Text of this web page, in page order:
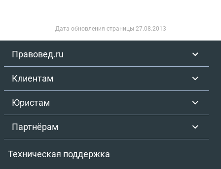
Дата обновления страницы 27.08.2013
Правовед.ru
Клиентам
Юристам
Партнёрам
Техническая поддержка